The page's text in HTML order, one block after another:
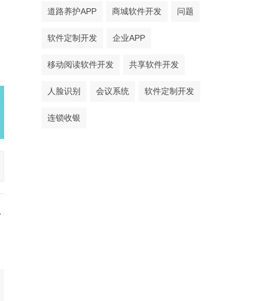
道路养护APP 商城软件开发 问题
软件定制开发 企业APP
移动阅读软件开发 共享软件开发
人脸识别 会议系统 软件定制开发
连锁收银